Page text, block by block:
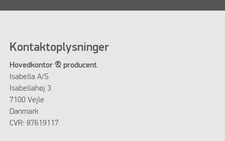
Kontaktoplysninger
Hovedkontor & producent
Isabella A/S
Isabellahøj 3
7100 Vejle
Danmark
CVR: 87619117